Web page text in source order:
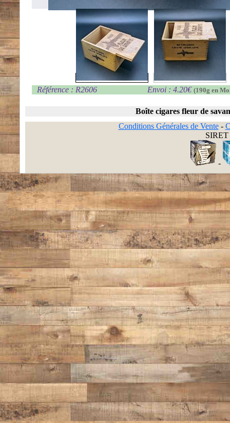
Référence : R2606 Envoi : 4.20€ (190g en
Boîte cigares fleur de
Conditions Générales de Vente-
SIRET
-